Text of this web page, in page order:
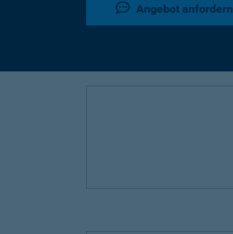
Angebot anfordern